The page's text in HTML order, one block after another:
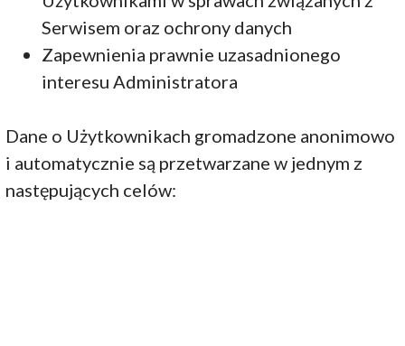
Serwisem oraz ochrony danych
Zapewnienia prawnie uzasadnionego
interesu Administratora
Dane o Użytkownikach gromadzone anonimowo
i automatycznie są przetwarzane w jednym z
następujących celów: